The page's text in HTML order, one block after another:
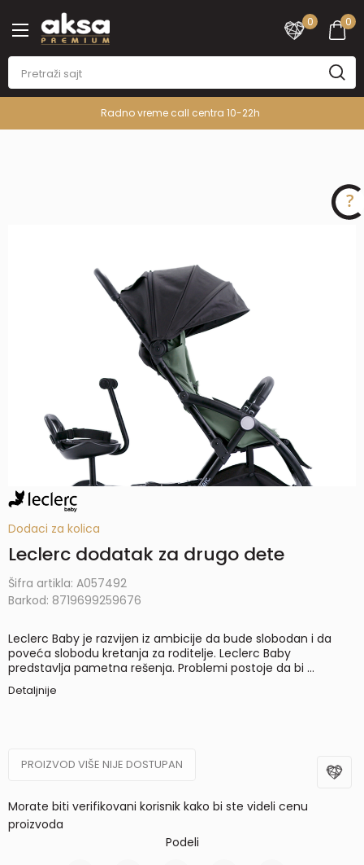
0
0
Radno vreme call centra 10-22h
Dodaci za kolica
Leclerc dodatak za drugo dete
Šifra artikla: A057492
Barkod: 8719699259676
Leclerc Baby je razvijen iz ambicije da bude slobodan i da
poveća slobodu kretanja za roditelje. Leclerc Baby
predstavlja pametna rešenja. Problemi postoje da bi ...
Detaljnije
PROIZVOD VIŠE NIJE DOSTUPAN
Morate biti verifikovani korisnik kako bi ste videli cenu
proizvoda
Podeli